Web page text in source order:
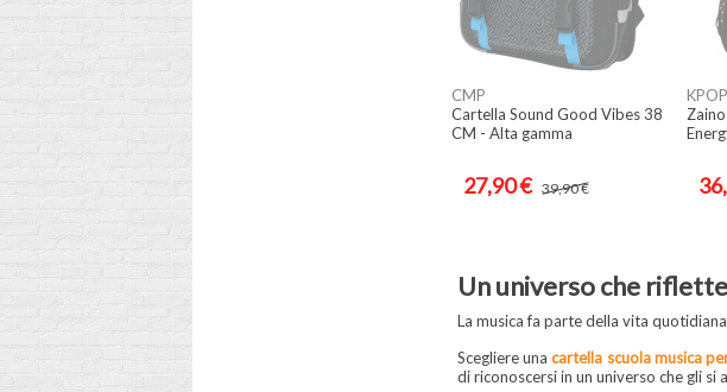
CMP
Cartella Sound Good Vibes 38
CM - Alta gamma
27,90 € 39,90 €
Un universo che
La musica fa parte della vita
Scegliere unacartella scuola musica
di riconoscersi in un universo che gli si